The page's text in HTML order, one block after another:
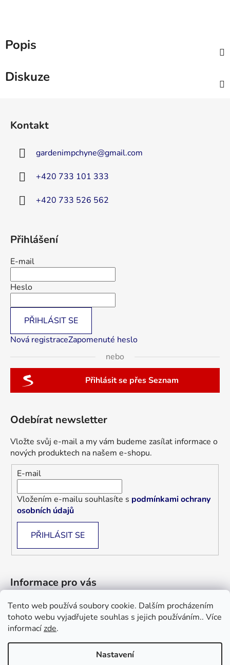
Tento web používá soubory cookie. Dalším procházením
tohoto webu vyjadřujete souhlas s jejich používáním.. Více
informacízde.
Nastavení
Popis
Diskuze
Kontakt
gardenimpchyne@gmail.com
+420 733 101 333
+420 733 526 562
Přihlášení
E-mail
Heslo
PŘIHLÁSIT SE
Nová registraceZapomenuté heslo
nebo
Přihlásit se přes Seznam
Odebírat newsletter
Vložte svůj e-mail a my vám budeme zasílat informace o
nových produktech na našem e-shopu.
E-mail
Vložením e-mailu souhlasíte s podmínkami ochrany
osobních údajů
PŘIHLÁSIT SE
Informace pro vás
Jak nakupovat
Obchodní podmínky